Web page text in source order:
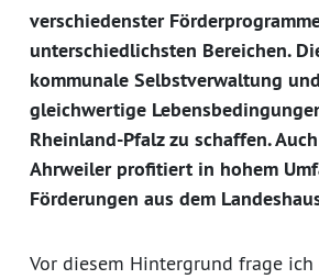
verschiedenster
unterschiedlichsten Bereichen.
kommunale Selbstverwaltung
gleichwertige
Rheinland-Pfalz zu schaffen.
Ahrweiler profitiert in hohem
Förderungen aus dem
Vor diesem Hintergrund frage ich